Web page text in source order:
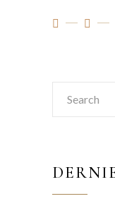
Search
for: